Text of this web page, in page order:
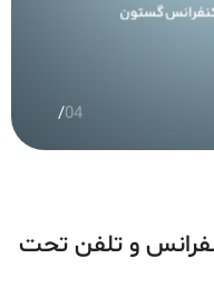
04
و تلفن تحت